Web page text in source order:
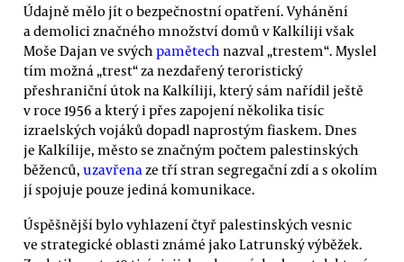
Údajně mělo jít o bezpečnostní opatření. Vyhánění
a demolici značného množství domů v Kalkíliji však
Moše Dajan ve svých pamětech nazval „trestem“. Myslel
tím možná „trest“ za nezdařený teroristický
přeshraniční útok na Kalkíliji, který sám nařídil ještě
v roce 1956 a který i přes zapojení několika tisíc
izraelských vojáků dopadl naprostým fiaskem. Dnes
je Kalkílije, město se značným počtem palestinských
běženců, uzavřena ze tří stran segregační zdí a s okolím
jí spojuje pouze jediná komunikace.
Úspěšnější bylo vyhlazení čtyř palestinských vesnic
ve strategické oblasti známé jako Latrunský výběžek.